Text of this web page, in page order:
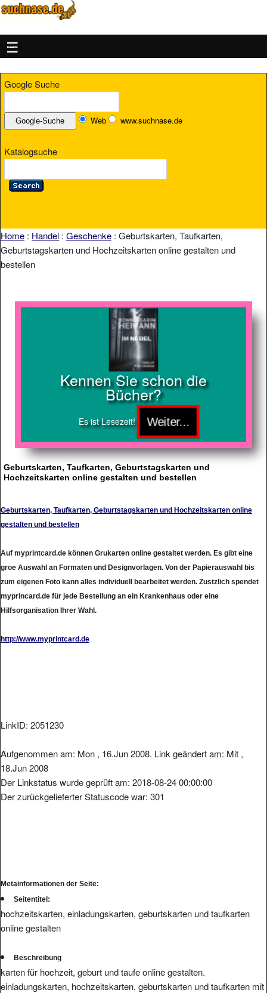
MENU
Google Suche
Web www.suchnase.de
Katalogsuche
Home : Handel : Geschenke : Geburtskarten, Taufkarten,
Geburtstagskarten und Hochzeitskarten online gestalten und
bestellen
Kennen Sie schon die
Bücher?
Es ist Lesezeit!
Geburtskarten, Taufkarten, Geburtstagskarten und
Hochzeitskarten online gestalten und bestellen
Geburtskarten, Taufkarten, Geburtstagskarten und Hochzeitskarten online
gestalten und bestellen
Auf myprintcard.de können Grukarten online gestaltet werden. Es gibt eine
groe Auswahl an Formaten und Designvorlagen. Von der Papierauswahl bis
zum eigenen Foto kann alles individuell bearbeitet werden. Zustzlich spendet
myprincard.de für jede Bestellung an ein Krankenhaus oder eine
Hilfsorganisation Ihrer Wahl.
http://www.myprintcard.de
LinkID: 2051230
Aufgenommen am: Mon , 16.Jun 2008. Link geändert am: Mit ,
18.Jun 2008
Der Linkstatus wurde geprüft am: 2018-08-24 00:00:00
Der zurückgelieferter Statuscode war: 301
Metainformationen der Seite:
Seitentitel:
hochzeitskarten, einladungskarten, geburtskarten und taufkarten
online gestalten
Beschreibung
karten für hochzeit, geburt und taufe online gestalten.
einladungskarten, hochzeitskarten, geburtskarten und taufkarten mit